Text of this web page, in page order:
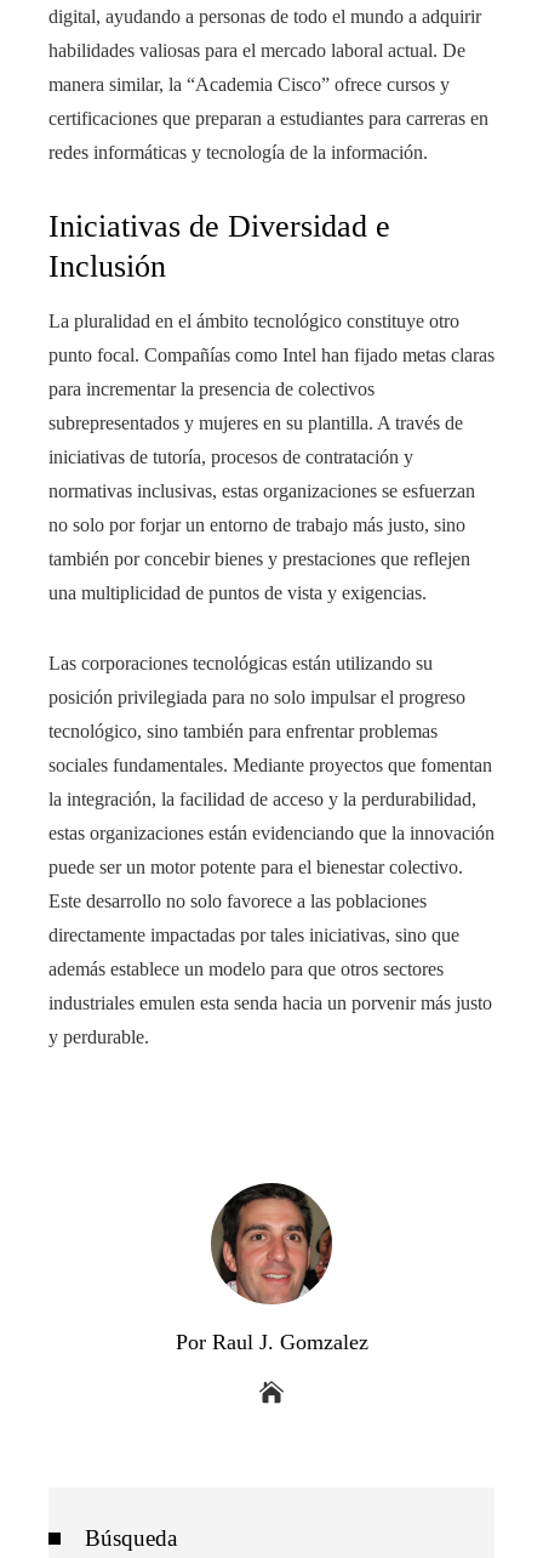
digital, ayudando a personas de todo el mundo a adquirir
habilidades valiosas para el mercado laboral actual. De
manera similar, la “Academia Cisco” ofrece cursos y
certificaciones que preparan a estudiantes para carreras en
redes informáticas y tecnología de la información.
Iniciativas de Diversidad e
Inclusión
La pluralidad en el ámbito tecnológico constituye otro
punto focal. Compañías como Intel han fijado metas claras
para incrementar la presencia de colectivos
subrepresentados y mujeres en su plantilla. A través de
iniciativas de tutoría, procesos de contratación y
normativas inclusivas, estas organizaciones se esfuerzan
no solo por forjar un entorno de trabajo más justo, sino
también por concebir bienes y prestaciones que reflejen
una multiplicidad de puntos de vista y exigencias.
Las corporaciones tecnológicas están utilizando su
posición privilegiada para no solo impulsar el progreso
tecnológico, sino también para enfrentar problemas
sociales fundamentales. Mediante proyectos que fomentan
la integración, la facilidad de acceso y la perdurabilidad,
estas organizaciones están evidenciando que la innovación
puede ser un motor potente para el bienestar colectivo.
Este desarrollo no solo favorece a las poblaciones
directamente impactadas por tales iniciativas, sino que
además establece un modelo para que otros sectores
industriales emulen esta senda hacia un porvenir más justo
y perdurable.
Por Raul J. Gomzalez
Búsqueda